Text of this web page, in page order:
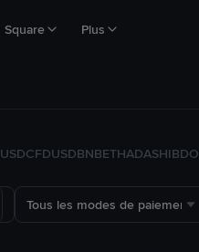
Square Plus
USDCFDUSDBNBETHADASHIB
Tous les modes de paiement